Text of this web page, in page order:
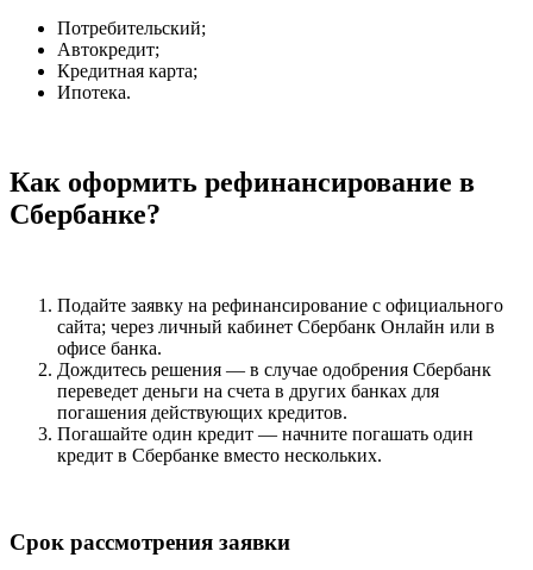
Потребительский;
Автокредит;
Кредитная карта;
Ипотека.
Как оформить рефинансирование в
Сбербанке?
Подайте заявку на рефинансирование с официального
сайта; через личный кабинет Сбербанк Онлайн или в
офисе банка.
Дождитесь решения — в случае одобрения Сбербанк
переведет деньги на счета в других банках для
погашения действующих кредитов.
​Погашайте один кредит — начните погашать один
кредит в Сбербанке вместо нескольких.
Срок рассмотрения заявки